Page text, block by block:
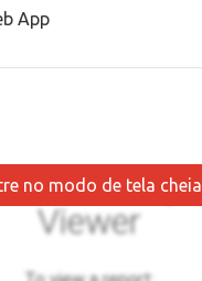
App
no modo de tela cheia